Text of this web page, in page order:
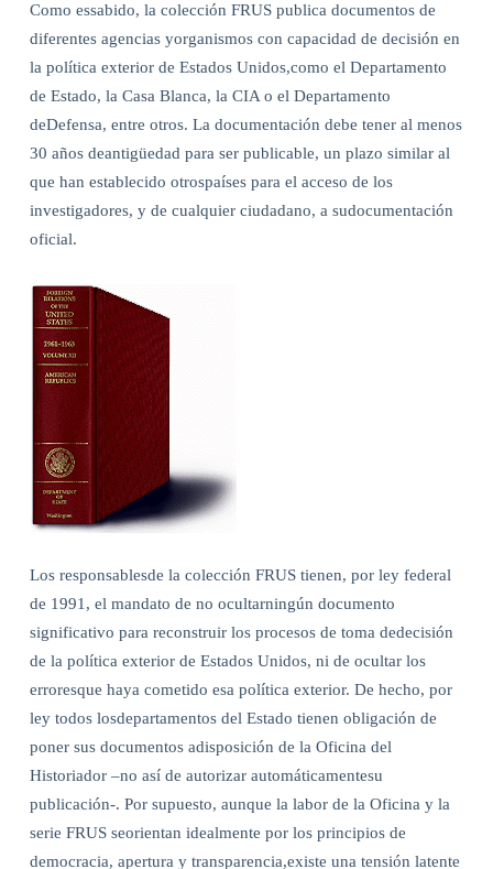
Como essabido, la colección FRUS publica documentos de
diferentes agencias yorganismos con capacidad de decisión en
la política exterior de Estados Unidos,como el Departamento
de Estado, la Casa Blanca, la CIA o el Departamento
deDefensa, entre otros. La documentación debe tener al menos
30 años deantigüedad para ser publicable, un plazo similar al
que han establecido otrospaíses para el acceso de los
investigadores, y de cualquier ciudadano, a sudocumentación
oficial.
Los responsablesde la colección FRUS tienen, por ley federal
de 1991, el mandato de no ocultarningún documento
significativo para reconstruir los procesos de toma dedecisión
de la política exterior de Estados Unidos, ni de ocultar los
erroresque haya cometido esa política exterior. De hecho, por
ley todos losdepartamentos del Estado tienen obligación de
poner sus documentos adisposición de la Oficina del
Historiador –no así de autorizar automáticamentesu
publicación-. Por supuesto, aunque la labor de la Oficina y la
serie FRUS seorientan idealmente por los principios de
democracia, apertura y transparencia,existe una tensión latente